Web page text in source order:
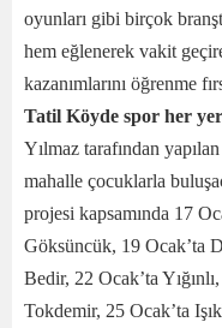
oyunları gibi birçok
hem eğlenerek vakit
kazanımlarını öğrenme
Tatil Köyde spor her
Yılmaz tarafından
mahalle çocuklarla
projesi kapsamında 17
Göksüncük, 19 Ocak’ta
Bedir, 22 Ocak’ta
Tokdemir, 25 Ocak’ta